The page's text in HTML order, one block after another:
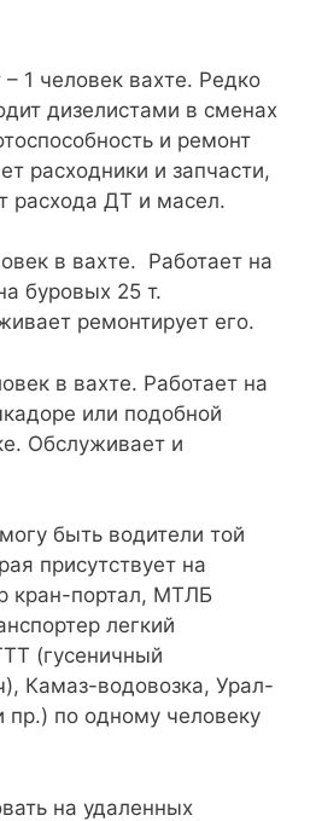
1 человек вахте. Редко
дизелистами в сменах
и ремонт
расходники и запчасти,
расхода ДТ и масел.
в вахте. Работает на
буровых 25 т.
ремонтирует его.
в вахте. Работает на
или подобной
Обслуживает и
быть водители той
присутствует на
кран-портал, МТЛБ
легкий
(гусеничный
Камаз-водовозка, Урал-
пр.) по одному человеку
на удаленных